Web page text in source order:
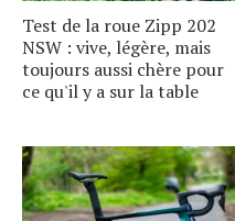
Test de la roue Zipp 202
NSW : vive, légère, mais
toujours aussi chère pour
ce qu'il y a sur la table